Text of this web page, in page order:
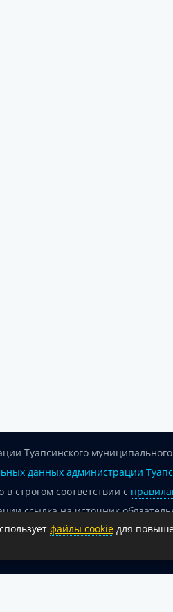
Туапсинского муниципального
данных администрации
строгом соответствии с
ссылка на источник
активная гиперссылка на
файлы cookie для